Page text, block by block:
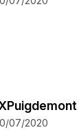
07/2020